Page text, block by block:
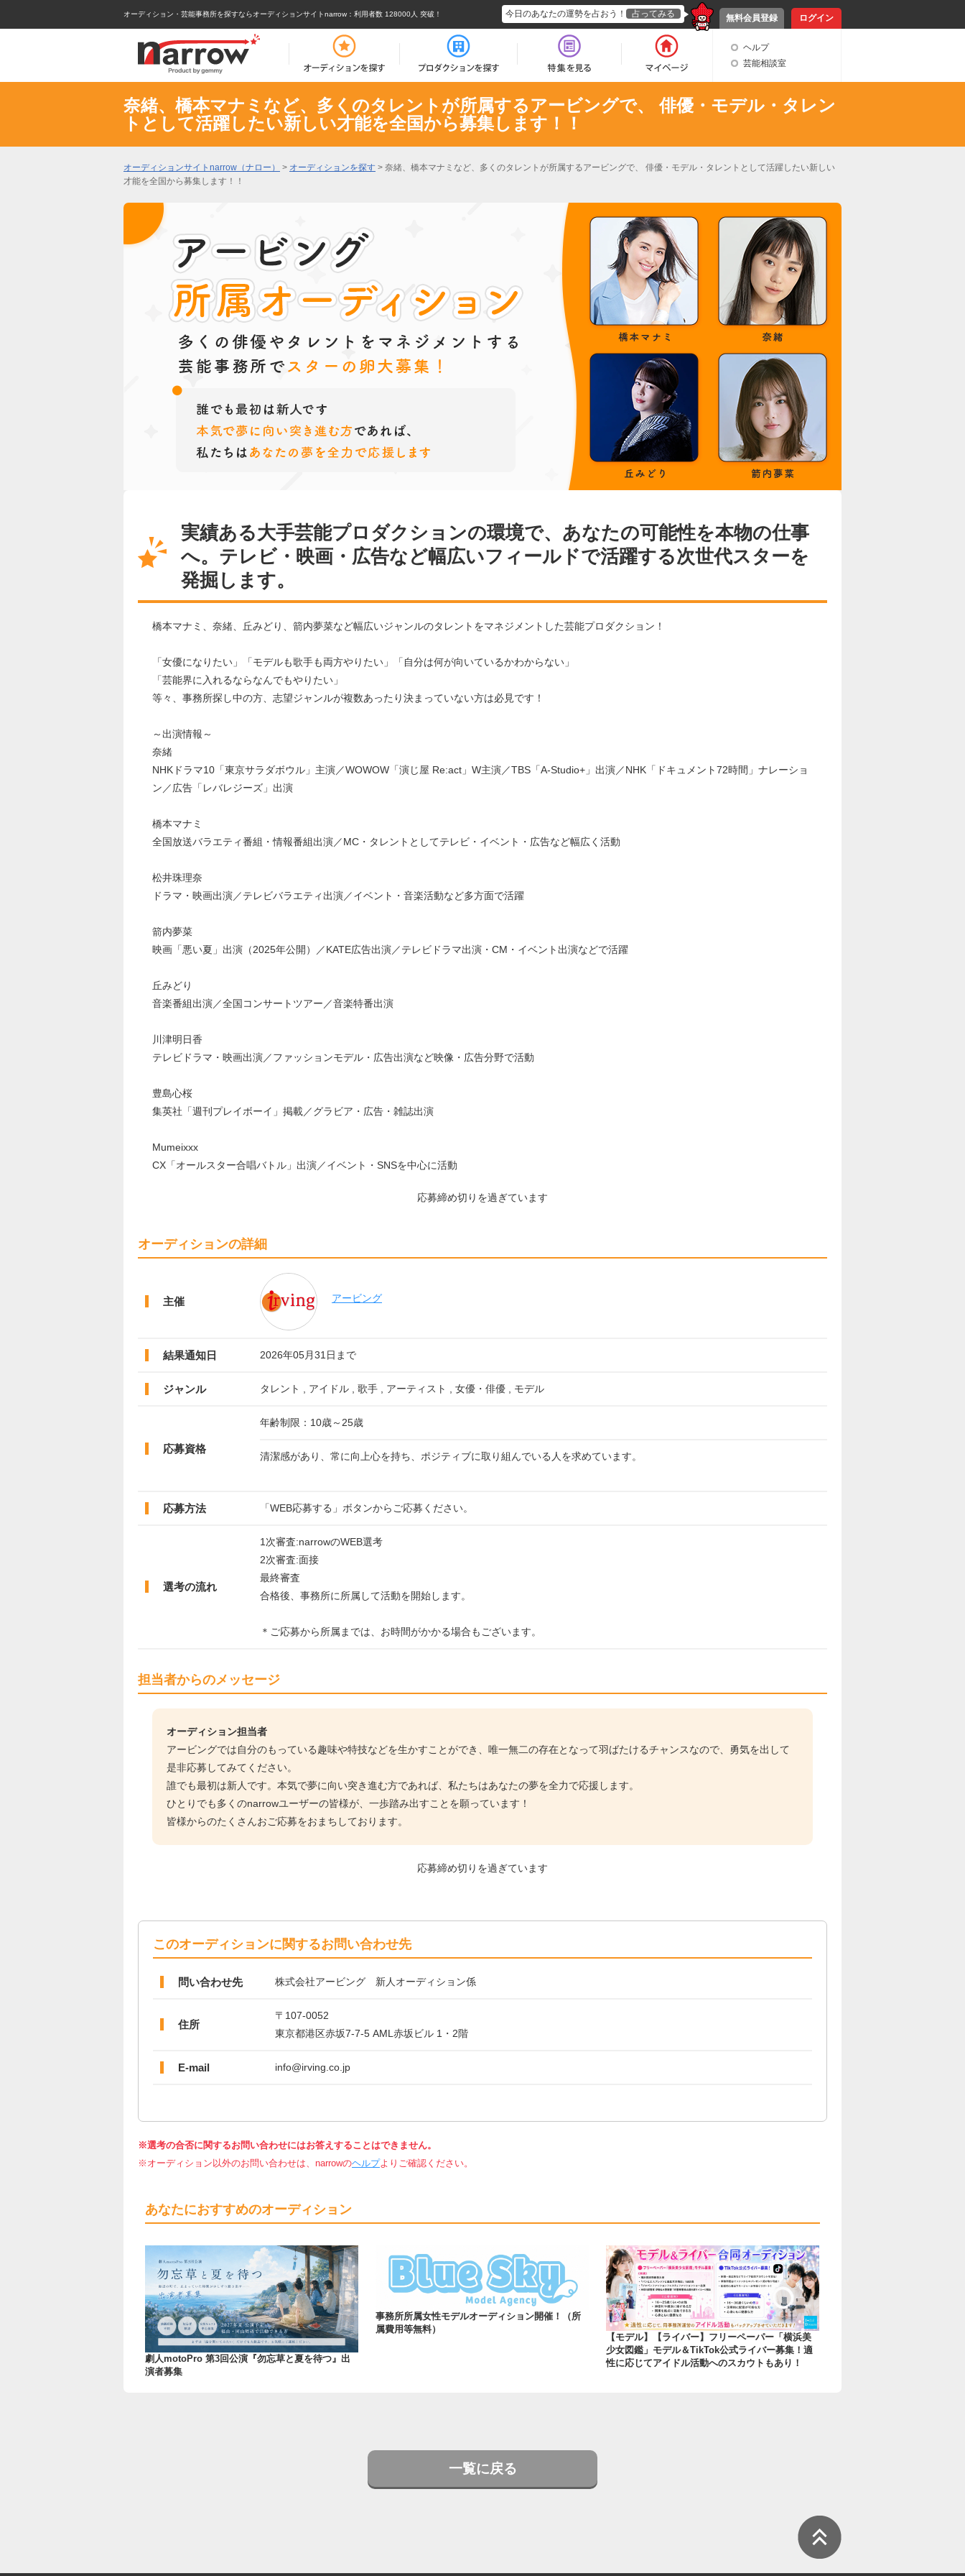
オーディション・芸能事務所を探すならオーディションサイトnarrow ：利用者数 128000人 突破！ 無料会員登録 ログイン
今日のあなたの運勢を占おう！ 占ってみる
ヘルプ
芸能相談室
奈緒、橋本マナミなど、多くのタレントが所属するアービングで、 俳優・モデル・タレン
トとして活躍したい新しい才能を全国から募集します！！
オーディションサイトnarrow（ナロー） > オーディションを探す > 奈緒、橋本マナミなど、多くのタレントが所属するアービングで、 俳優・モデル・タレントとして活躍したい新しい
才能を全国から募集します！！
実績ある大手芸能プロダクションの環境で、あなたの可能性を本物の仕事
へ。テレビ・映画・広告など幅広いフィールドで活躍する次世代スターを
発掘します。
橋本マナミ、奈緒、丘みどり、箭内夢菜など幅広いジャンルのタレントをマネジメントした芸能プロダクション！
「女優になりたい」「モデルも歌手も両方やりたい」「自分は何が向いているかわからない」
「芸能界に入れるならなんでもやりたい」
等々、事務所探し中の方、志望ジャンルが複数あったり決まっていない方は必見です！
～出演情報～
奈緒
NHKドラマ10「東京サラダボウル」主演／WOWOW「演じ屋 Re:act」W主演／TBS「A-Studio+」出演／NHK「ドキュメント72時間」ナレーショ
ン／広告「レバレジーズ」出演
橋本マナミ
全国放送バラエティ番組・情報番組出演／MC・タレントとしてテレビ・イベント・広告など幅広く活動
松井珠理奈
ドラマ・映画出演／テレビバラエティ出演／イベント・音楽活動など多方面で活躍
箭内夢菜
映画「悪い夏」出演（2025年公開）／KATE広告出演／テレビドラマ出演・CM・イベント出演などで活躍
丘みどり
音楽番組出演／全国コンサートツアー／音楽特番出演
川津明日香
テレビドラマ・映画出演／ファッションモデル・広告出演など映像・広告分野で活動
豊島心桜
集英社「週刊プレイボーイ」掲載／グラビア・広告・雑誌出演
Mumeixxx
CX「オールスター合唱バトル」出演／イベント・SNSを中心に活動
応募締め切りを過ぎています
オーディションの詳細
主催 アービング
結果通知日 2026年05月31日まで
ジャンル タレント , アイドル , 歌手 , アーティスト , 女優・俳優 , モデル
応募資格
年齢制限：10歳～25歳
清潔感があり、常に向上心を持ち、ポジティブに取り組んでいる人を求めています。
応募方法 「WEB応募する」ボタンからご応募ください。
選考の流れ
1次審査:narrowのWEB選考
2次審査:面接
最終審査
合格後、事務所に所属して活動を開始します。
＊ご応募から所属までは、お時間がかかる場合もございます。
担当者からのメッセージ
オーディション担当者
アービングでは自分のもっている趣味や特技などを生かすことができ、唯一無二の存在となって羽ばたけるチャンスなので、勇気を出して
是非応募してみてください。
誰でも最初は新人です。本気で夢に向い突き進む方であれば、私たちはあなたの夢を全力で応援します。
ひとりでも多くのnarrowユーザーの皆様が、一歩踏み出すことを願っています！
皆様からのたくさんおご応募をおまちしております。
応募締め切りを過ぎています
このオーディションに関するお問い合わせ先
問い合わせ先 株式会社アービング 新人オーディション係
住所
〒107-0052
東京都港区赤坂7-7-5 AML赤坂ビル 1・2階
E-mail info@irving.co.jp
※選考の合否に関するお問い合わせにはお答えすることはできません。
※オーディション以外のお問い合わせは、narrowのヘルプよりご確認ください。
あなたにおすすめのオーディション
劇人motoPro 第3回公演『勿忘草と夏を待つ』出
演者募集
事務所所属女性モデルオーディション開催！（所
属費用等無料）
【モデル】【ライバー】フリーペーパー「横浜美
少女図鑑」モデル＆TikTok公式ライバー募集！適
性に応じてアイドル活動へのスカウトもあり！
一覧に戻る